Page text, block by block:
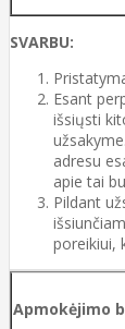
SVARBU:
Esant
išsiųsti
adresu
apie tai
Pildant
poreikiui,
Apmokėjimo